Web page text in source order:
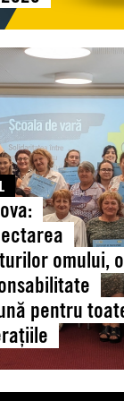
omului, o
pentru